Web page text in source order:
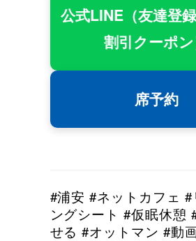
公式LINE（友達登
割引クーポン
席予約
#浦安 #ネットカフェ #
ングシート #仮眠休憩
せる #オットマン #動